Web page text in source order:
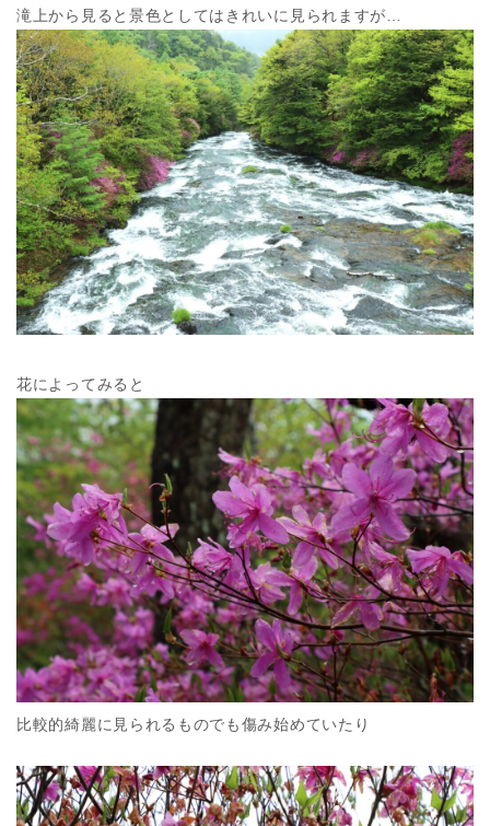
滝上から見ると景色としてはきれいに見られますが…
花によってみると
比較的綺麗に見られるものでも傷み始めていたり